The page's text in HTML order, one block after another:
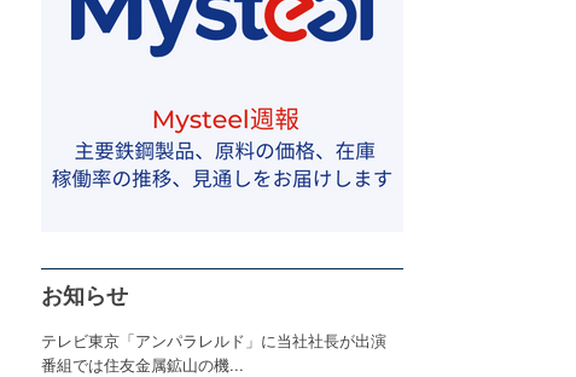
お知らせ
テレビ東京「アンパラレルド」に当社社長が出演
番組では住友金属鉱山の機...